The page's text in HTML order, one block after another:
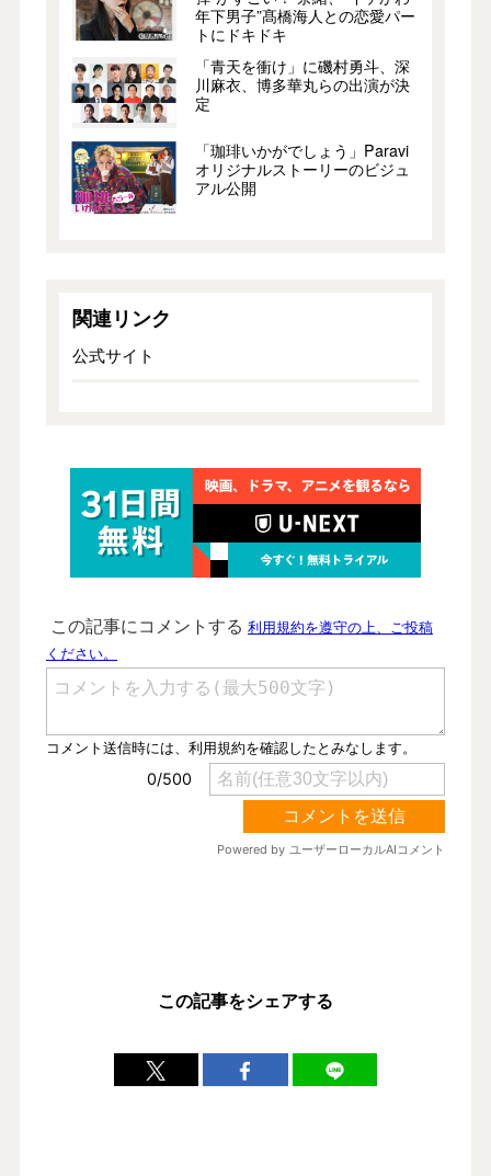
年下男子”髙橋海人との恋愛パー
トにドキドキ
「青天を衝け」に磯村勇斗、深
川麻衣、博多華丸らの出演が決
定
「珈琲いかがでしょう」Paravi
オリジナルストーリーのビジュ
アル公開
関連リンク
公式サイト
この記事をシェアする